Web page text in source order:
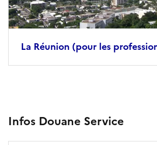
La Réunion (pour les
Infos Douane Service